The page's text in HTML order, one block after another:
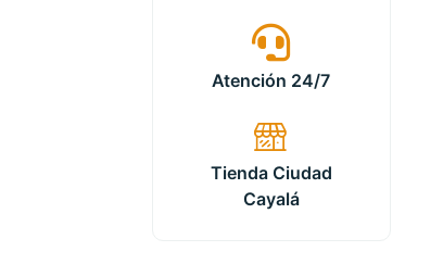
Atención 24/7
Tienda Ciudad
Cayalá